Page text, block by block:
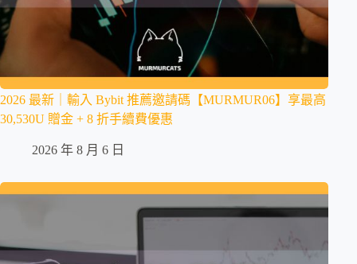
2026 最新｜輸入 Bybit 推薦邀請碼【MURMUR06】享最高
30,530U 贈金 + 8 折手續費優惠
2026 年 8 月 6 日